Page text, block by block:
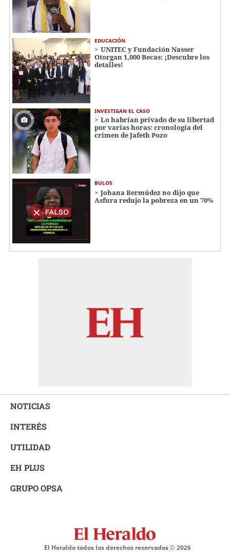
EDUCACIÓN
UNITEC y Fundación Nasser
Otorgan 1,000 Becas: ¡Descubre los
detalles!
INVESTIGAN EL CASO
Lo habrían privado de su libertad
por varias horas: cronología del
crimen de Jafeth Pozo
BULOS
Johana Bermúdez no dijo que
Asfura redujo la pobreza en un 70%
NOTICIAS
INTERÉS
UTILIDAD
EH PLUS
GRUPO OPSA
El Heraldo todos los derechos reservados ©2026